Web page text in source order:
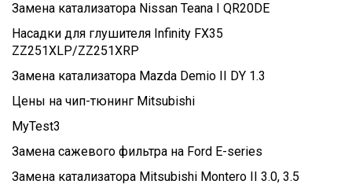
Замена катализатора Nissan Teana I QR20DE
Насадки для глушителя Infinity FX35
ZZ251XLP/ZZ251XRP
Замена катализатора Mazda Demio II DY 1.3
Цены на чип-тюнинг Mitsubishi
MyTest3
Замена сажевого фильтра на Ford E-series
Замена катализатора Mitsubishi Montero II 3.0, 3.5